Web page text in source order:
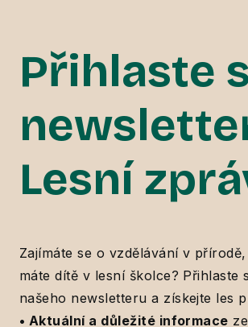
Přihlaste
Lesní
Zajímáte se o vzdělávání v
máte dítě v lesní školce? Přihlaste
našeho newsletteru a získejte les
• Aktuální a důležité informace